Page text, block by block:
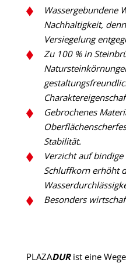
Wassergebundene
Nachhaltigkeit,
Versiegelung
Zu 100 % in
Gebrochenes
Stabilität.
Verzicht auf
Schluffkorn erhöht
Besonders
PLAZADURist eine